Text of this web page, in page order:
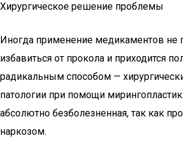
Хирургическое решение проблемы
Иногда применение медикаментов не
избавиться от прокола и приходится
радикальным способом —
патологии при помощи
абсолютно безболезненная, так как
наркозом.